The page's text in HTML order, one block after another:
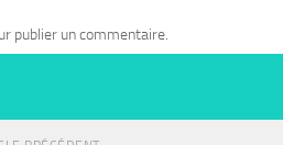
publier un commentaire.